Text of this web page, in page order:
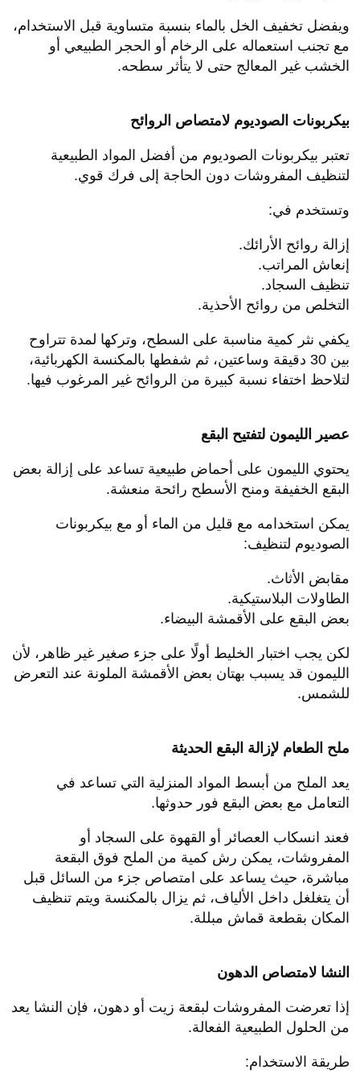
ويفضل تخفيف الخل بالماء بنسبة متساوية قبل الاستخدام،
مع تجنب استعماله على الرخام أو الحجر الطبيعي أو
الخشب غير المعالج حتى لا يتأثر سطحه.
بيكربونات الصوديوم لامتصاص الروائح
تعتبر بيكربونات الصوديوم من أفضل المواد الطبيعية
لتنظيف المفروشات دون الحاجة إلى فرك قوي.
وتستخدم في:
إزالة روائح الأرائك.
إنعاش المراتب.
تنظيف السجاد.
التخلص من روائح الأحذية.
يكفي نثر كمية مناسبة على السطح، وتركها لمدة تتراوح
بين 30 دقيقة وساعتين، ثم شفطها بالمكنسة الكهربائية،
لتلاحظ اختفاء نسبة كبيرة من الروائح غير المرغوب فيها.
عصير الليمون لتفتيح البقع
يحتوي الليمون على أحماض طبيعية تساعد على إزالة بعض
البقع الخفيفة ومنح الأسطح رائحة منعشة.
يمكن استخدامه مع قليل من الماء أو مع بيكربونات
الصوديوم لتنظيف:
مقابض الأثاث.
الطاولات البلاستيكية.
بعض البقع على الأقمشة البيضاء.
لكن يجب اختبار الخليط أولًا على جزء صغير غير ظاهر، لأن
الليمون قد يسبب بهتان بعض الأقمشة الملونة عند التعرض
للشمس.
ملح الطعام لإزالة البقع الحديثة
يعد الملح من أبسط المواد المنزلية التي تساعد في
التعامل مع بعض البقع فور حدوثها.
فعند انسكاب العصائر أو القهوة على السجاد أو
المفروشات، يمكن رش كمية من الملح فوق البقعة
مباشرة، حيث يساعد على امتصاص جزء من السائل قبل
أن يتغلغل داخل الألياف، ثم يزال بالمكنسة ويتم تنظيف
المكان بقطعة قماش مبللة.
النشا لامتصاص الدهون
إذا تعرضت المفروشات لبقعة زيت أو دهون، فإن النشا يعد
من الحلول الطبيعية الفعالة.
طريقة الاستخدام: